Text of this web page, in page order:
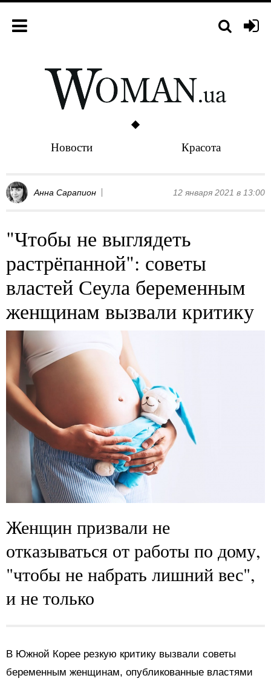
Новости Красота
Анна Сарапион 12 января 2021 в 13:00
"Чтобы не выглядеть
растрёпанной": советы
властей Сеула беременным
женщинам вызвали критику
Женщин призвали не
отказываться от работы по дому,
"чтобы не набрать лишний вес",
и не только
В Южной Корее резкую критику вызвали советы
беременным женщинам, опубликованные властями